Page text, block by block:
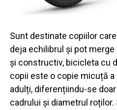
Sunt destinate copiilor
deja echilibrul și pot merge
și constructiv, bicicleta cu
copii este o copie micuță
adulți, diferențiindu-se
cadrului și diametrul